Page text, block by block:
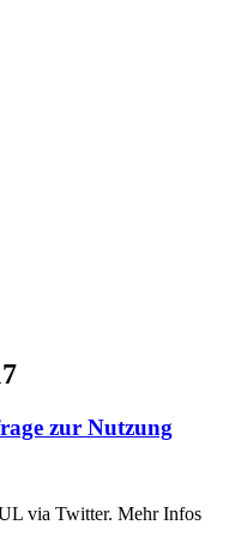
zur Nutzung
via Twitter. Mehr Infos